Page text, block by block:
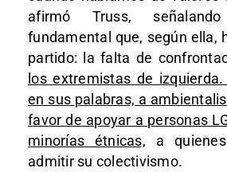
afirmó Truss,
fundamental que, según ella,
partido: la falta de
los extremistas de
en sus palabras, a
favor de apoyar a personas
minorías étnicas, a
admitir su colectivismo.